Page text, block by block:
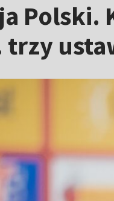
Polski.